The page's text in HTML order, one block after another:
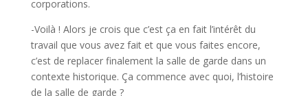
corporations.
-Voilà ! Alors je crois que c’est ça en fait l’intérêt du
travail que vous avez fait et que vous faites encore,
c’est de replacer finalement la salle de garde dans un
contexte historique. Ça commence avec quoi, l’histoire
de la salle de garde ?